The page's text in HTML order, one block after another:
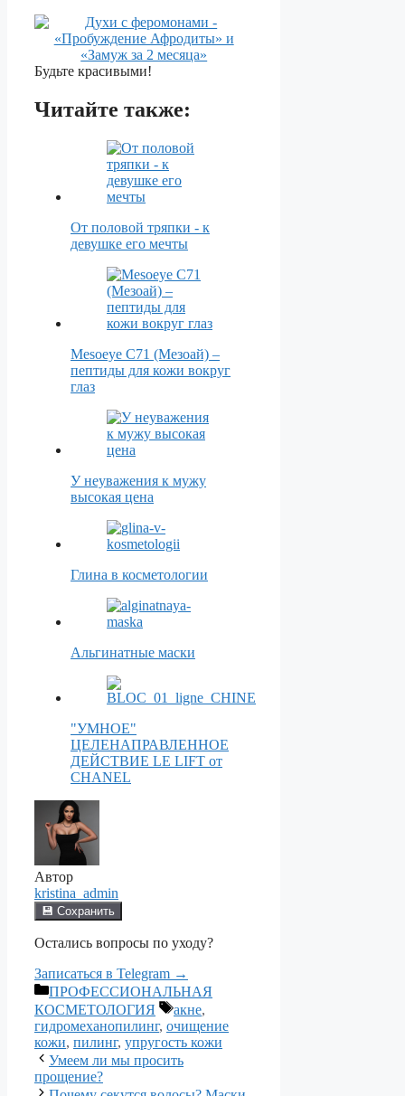
Будьте красивыми!
Читайте также:
От половой тряпки - к
девушке его мечты
Mesoeye С71 (Мезоай) –
пептиды для кожи вокруг
глаз
У неуважения к мужу
высокая цена
Глина в косметологии
Альгинатные маски
"УМНОЕ"
ЦЕЛЕНАПРАВЛЕННОЕ
ДЕЙСТВИЕ LE LIFT от
CHANEL
Автор
kristina_admin
💾 Сохранить
Остались вопросы по уходу?
Записаться в Telegram →
Рубрики
ПРОФЕССИОНАЛЬНАЯ
КОСМЕТОЛОГИЯ
Метки
акне,
гидромеханопилинг, очищение
кожи, пилинг, упругость кожи
Умеем ли мы просить
прощение?